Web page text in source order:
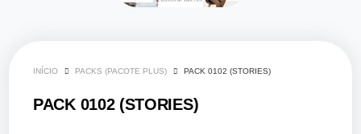
INÍCIO PACKS (PACOTE PLUS) PACK 0102 (STORIES)
PACK 0102 (STORIES)